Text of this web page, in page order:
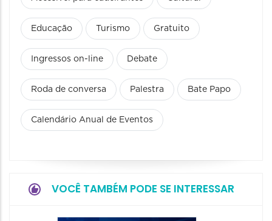
Educação Turismo Gratuito
Ingressos on-line Debate
Roda de conversa Palestra Bate Papo
Calendário Anual de Eventos
VOCÊ TAMBÉM PODE SE INTERESSAR